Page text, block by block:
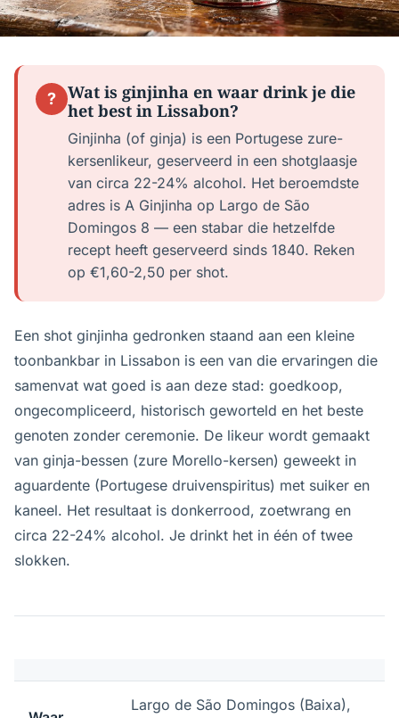
?
Wat is ginjinha en waar drink je die
het best in Lissabon?
Ginjinha (of ginja) is een Portugese zure-
kersenlikeur, geserveerd in een shotglaasje
van circa 22-24% alcohol. Het beroemdste
adres is A Ginjinha op Largo de São
Domingos 8 — een stabar die hetzelfde
recept heeft geserveerd sinds 1840. Reken
op €1,60-2,50 per shot.
Een shot ginjinha gedronken staand aan een kleine
toonbankbar in Lissabon is een van die ervaringen die
samenvat wat goed is aan deze stad: goedkoop,
ongecompliceerd, historisch geworteld en het beste
genoten zonder ceremonie. De likeur wordt gemaakt
van ginja-bessen (zure Morello-kersen) geweekt in
aguardente (Portugese druivenspiritus) met suiker en
kaneel. Het resultaat is donkerrood, zoetwrang en
circa 22-24% alcohol. Je drinkt het in één of twee
slokken.
Largo de São Domingos (Baixa),